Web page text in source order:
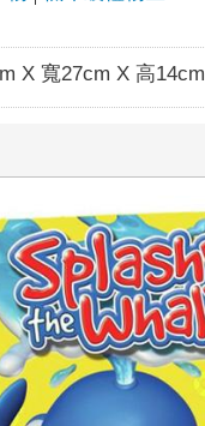
X 寬27cm X 高14cm